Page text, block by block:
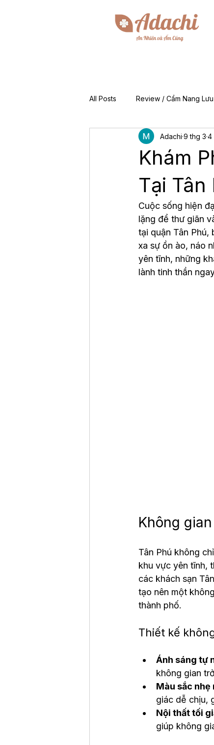
All Posts Review / Cẩm Nang
Mẹo & Kinh Nghiệm Tin
For Foreigners (EN) Về
Khám
Tại Tân
Adachi 9 thg 3 4
Cuộc sống hiện
lặng để thư giãn
tại quận Tân Phú,
xa sự ồn ào, náo
yên tĩnh, những
lành tinh thần
Không
Tân Phú không
khu vực yên tĩnh,
các khách sạn
tạo nên một
thành phố.
Thiết kế
Ánh sáng tự
không gian
Màu sắc nhẹ
giác dễ chịu,
Nội thất tối
giúp không